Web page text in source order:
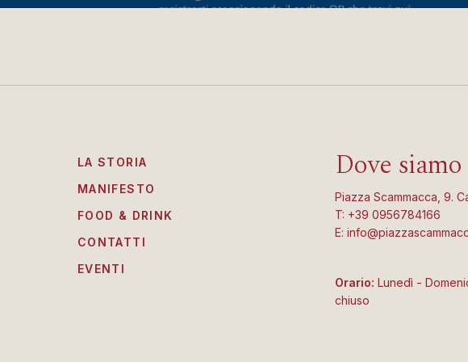
LA STORIA
MANIFESTO
FOOD & DRINK
CONTATTI
EVENTI
Dove siamo
Piazza Scammacca, 9.
T: +39 0956784166
E:
Orario: Lunedì -
chiuso